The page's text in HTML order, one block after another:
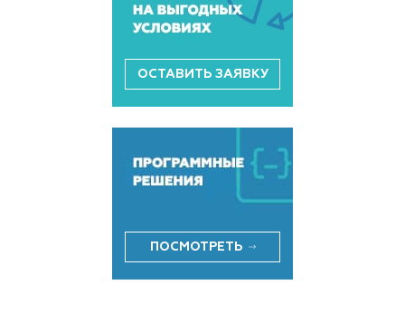
ОСТАВИТЬ ЗАЯВКУ
ПОСМОТРЕТЬ